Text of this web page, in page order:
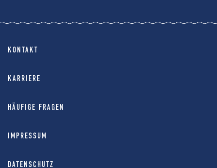
KONTAKT
KARRIERE
HÄUFIGE FRAGEN
IMPRESSUM
DATENSCHUTZ